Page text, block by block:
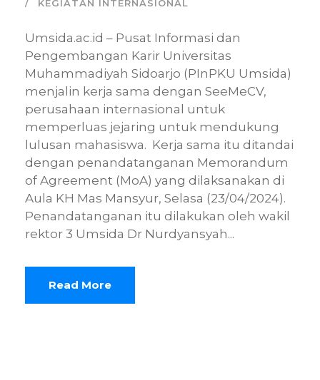
KEGIATAN INTERNASIONAL
Umsida.ac.id – Pusat Informasi dan
Pengembangan Karir Universitas
Muhammadiyah Sidoarjo (PInPKU Umsida)
menjalin kerja sama dengan SeeMeCV,
perusahaan internasional untuk
memperluas jejaring untuk mendukung
lulusan mahasiswa. Kerja sama itu ditandai
dengan penandatanganan Memorandum
of Agreement (MoA) yang dilaksanakan di
Aula KH Mas Mansyur, Selasa (23/04/2024).
Penandatanganan itu dilakukan oleh wakil
rektor 3 Umsida Dr Nurdyansyah...
Read More